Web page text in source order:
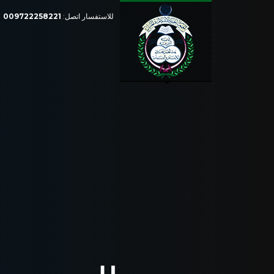
للاستفسار اتصل: 009722258221